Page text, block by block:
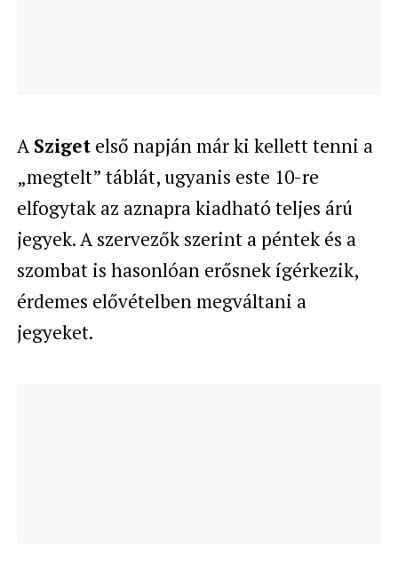
ASzigetelső napján már ki kellett tenni a
„megtelt” táblát, ugyanis este 10-re
elfogytak az aznapra kiadható teljes árú
jegyek. A szervezők szerint a péntek és a
szombat is hasonlóan erősnek ígérkezik,
érdemes elővételben megváltani a
jegyeket.